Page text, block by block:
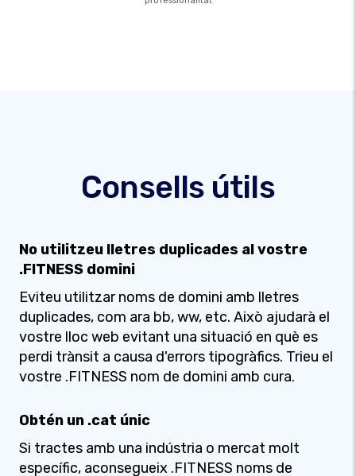
Consells útils
No utilitzeu lletres duplicades al vostre
.FITNESS domini
Eviteu utilitzar noms de domini amb lletres
duplicades, com ara bb, ww, etc. Això ajudarà el
vostre lloc web evitant una situació en què es
perdi trànsit a causa d'errors tipogràfics. Trieu el
vostre .FITNESS nom de domini amb cura.
Obtén un .cat únic
Si tractes amb una indústria o mercat molt
específic, aconsegueix .FITNESS noms de